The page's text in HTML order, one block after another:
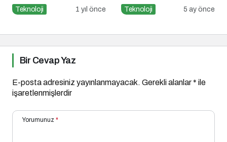
Teknoloji 1 yıl önce
Bilgisayar Kullanmaya
Teknoloji 5 ay önce
Bir Cevap Yaz
E-posta adresiniz yayınlanmayacak. Gerekli alanlar* ile
işaretlenmişlerdir
Yorumunuz *